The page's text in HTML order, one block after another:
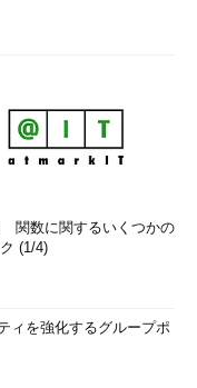
関数に関するいくつかの
(1/4)
ィを強化するグループポ